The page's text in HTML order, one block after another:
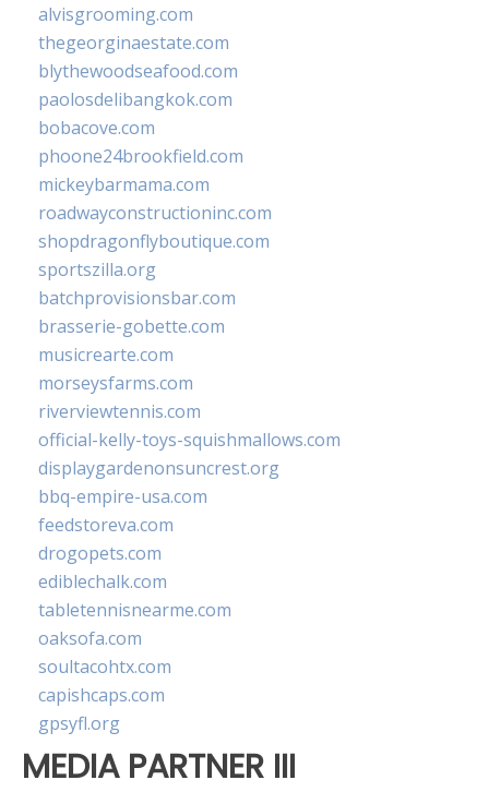
alvisgrooming.com
thegeorginaestate.com
blythewoodseafood.com
paolosdelibangkok.com
bobacove.com
phoone24brookfield.com
mickeybarmama.com
roadwayconstructioninc.com
shopdragonflyboutique.com
sportszilla.org
batchprovisionsbar.com
brasserie-gobette.com
musicrearte.com
morseysfarms.com
riverviewtennis.com
official-kelly-toys-squishmallows.com
displaygardenonsuncrest.org
bbq-empire-usa.com
feedstoreva.com
drogopets.com
ediblechalk.com
tabletennisnearme.com
oaksofa.com
soultacohtx.com
capishcaps.com
gpsyfl.org
MEDIA PARTNER III